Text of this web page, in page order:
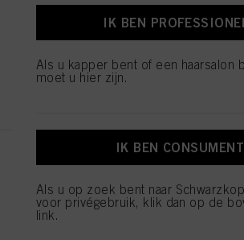
200ml
ID-nr. 3066763
IK BEN
Als u kapper bent of een haarsalon
moet u hier zijn.
IK BEN CONSUMENT
Als u op zoek bent naar
voor privégebruik, klik dan op de
link.